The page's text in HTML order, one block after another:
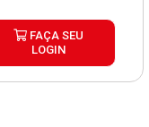
FAÇA SEU
LOGIN